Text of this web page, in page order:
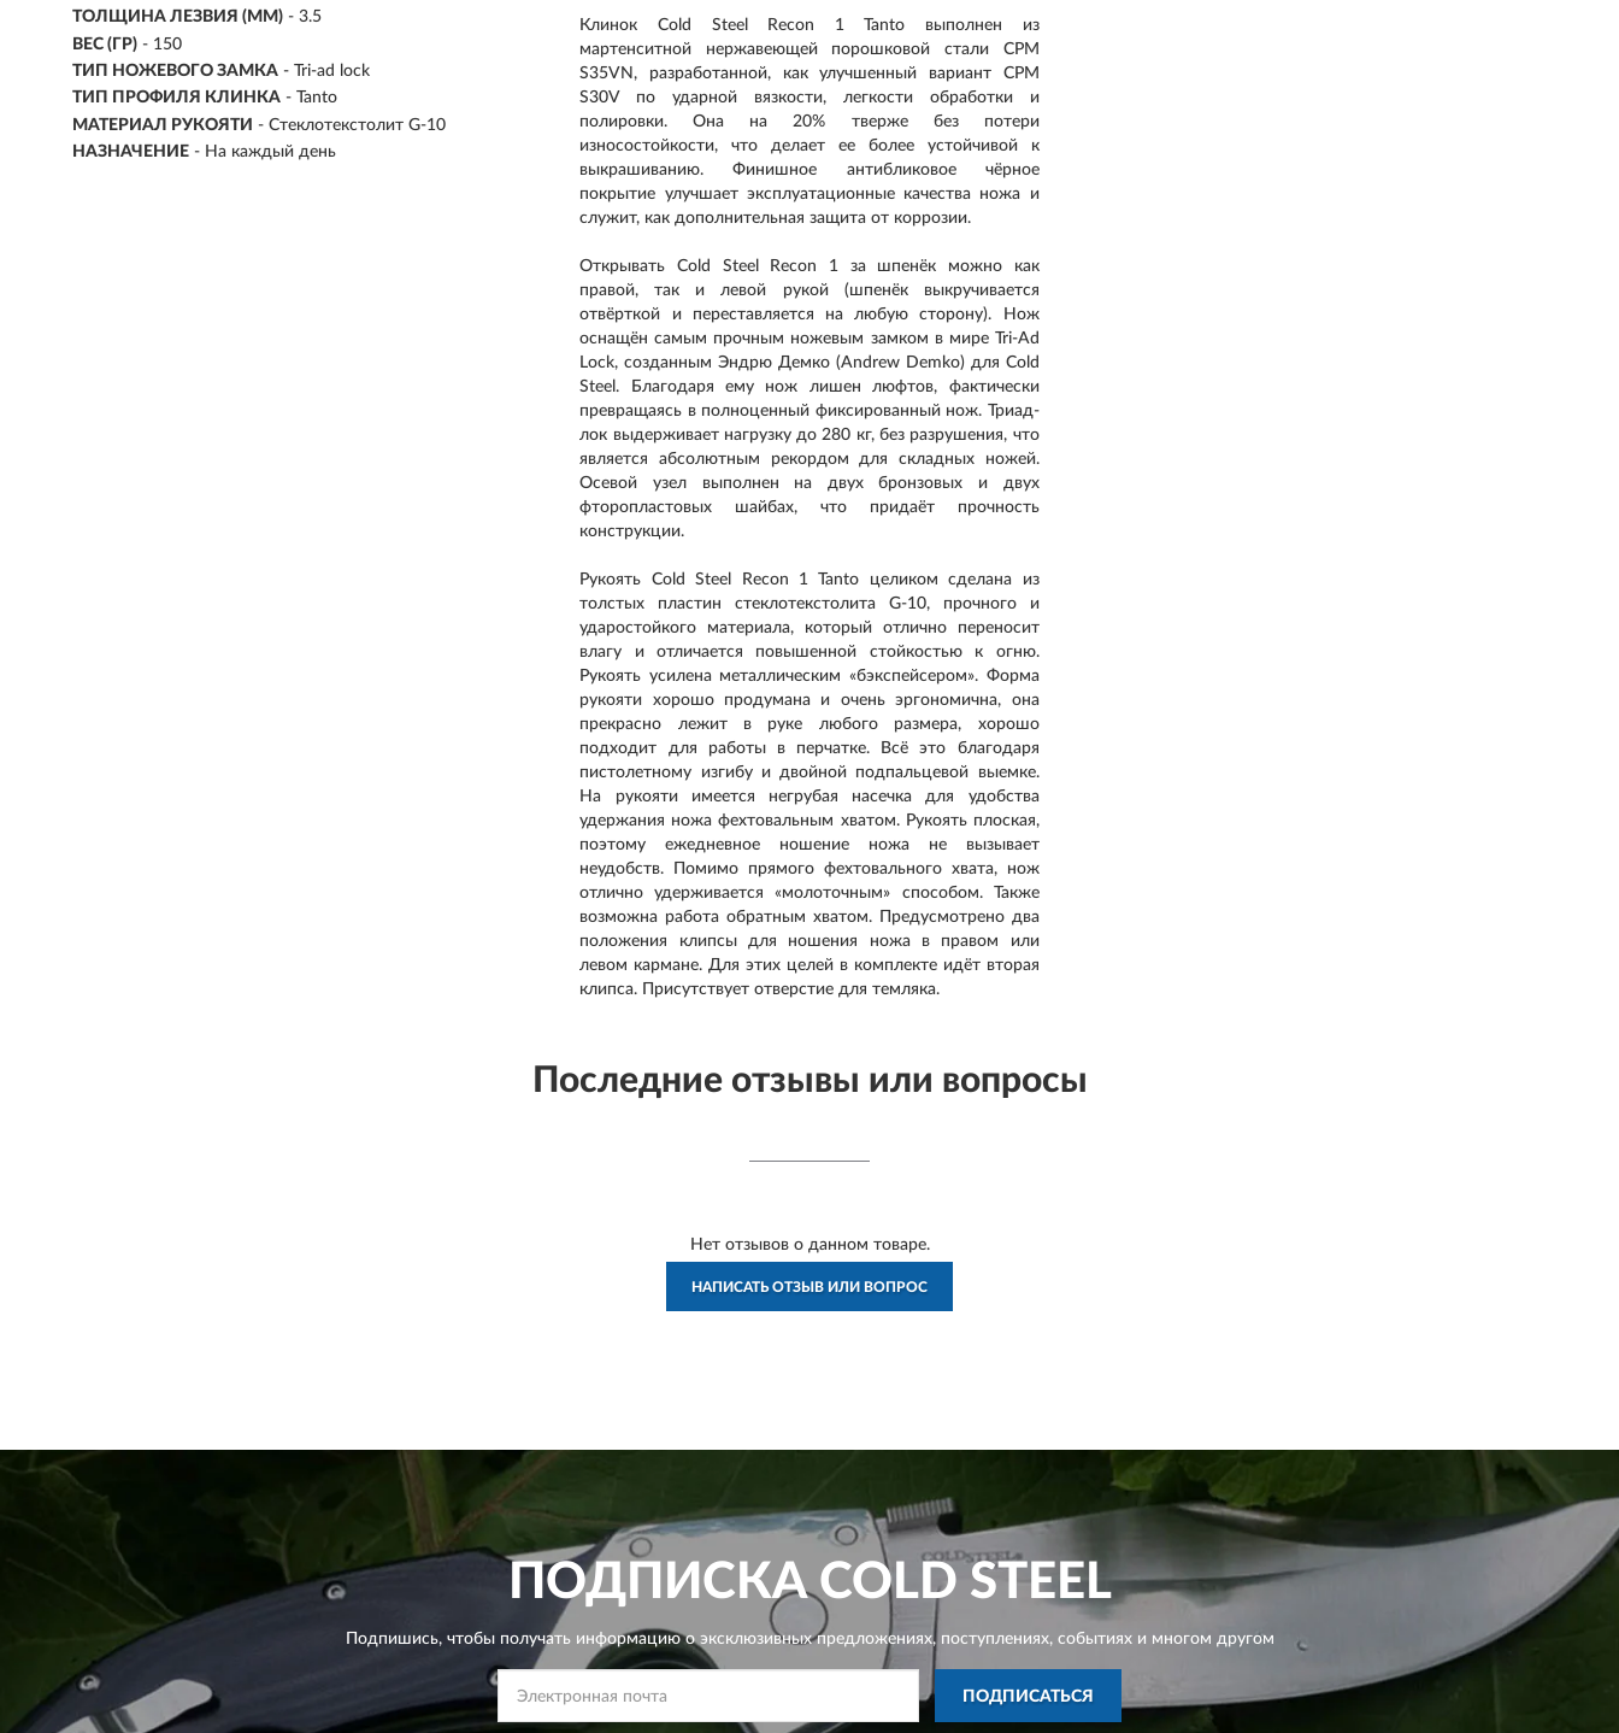
ТОЛЩИНА ЛЕЗВИЯ (ММ) - 3.5
ВЕС (ГР) - 150
ТИП НОЖЕВОГО ЗАМКА - Tri-ad lock
ТИП ПРОФИЛЯ КЛИНКА - Tanto
МАТЕРИАЛ РУКОЯТИ - Стеклотекстолит G-10
НАЗНАЧЕНИЕ - На каждый день
Клинок Cold Steel Recon 1 Tanto выполнен из
мартенситной нержавеющей порошковой стали CPM
S35VN, разработанной, как улучшенный вариант CPM
S30V по ударной вязкости, легкости обработки и
полировки. Она на 20% тверже без потери
износостойкости, что делает ее более устойчивой к
выкрашиванию. Финишное антибликовое чёрное
покрытие улучшает эксплуатационные качества ножа и
служит, как дополнительная защита от коррозии.
Открывать Cold Steel Recon 1 за шпенёк можно как
правой, так и левой рукой (шпенёк выкручивается
отвёрткой и переставляется на любую сторону). Нож
оснащён самым прочным ножевым замком в мире Tri-Ad
Lock, созданным Эндрю Демко (Andrew Demko) для Cold
Steel. Благодаря ему нож лишен люфтов, фактически
превращаясь в полноценный фиксированный нож. Триад-
лок выдерживает нагрузку до 280 кг, без разрушения, что
является абсолютным рекордом для складных ножей.
Осевой узел выполнен на двух бронзовых и двух
фторопластовых шайбах, что придаёт прочность
конструкции.
Рукоять Cold Steel Recon 1 Tanto целиком сделана из
толстых пластин стеклотекстолита G-10, прочного и
ударостойкого материала, который отлично переносит
влагу и отличается повышенной стойкостью к огню.
Рукоять усилена металлическим «бэкспейсером». Форма
рукояти хорошо продумана и очень эргономична, она
прекрасно лежит в руке любого размера, хорошо
подходит для работы в перчатке. Всё это благодаря
пистолетному изгибу и двойной подпальцевой выемке.
На рукояти имеется негрубая насечка для удобства
удержания ножа фехтовальным хватом. Рукоять плоская,
поэтому ежедневное ношение ножа не вызывает
неудобств. Помимо прямого фехтовального хвата, нож
отлично удерживается «молоточным» способом. Также
возможна работа обратным хватом. Предусмотрено два
положения клипсы для ношения ножа в правом или
левом кармане. Для этих целей в комплекте идёт вторая
клипса. Присутствует отверстие для темляка.
Последние отзывы или вопросы
Нет отзывов о данном товаре.
НАПИСАТЬ ОТЗЫВ ИЛИ ВОПРОС
ПОДПИСКАCOLD STEEL
Подпишись, чтобы получать информацию о эксклюзивных предложениях,поступлениях, событиях и многом другом
ПОДПИСАТЬСЯ